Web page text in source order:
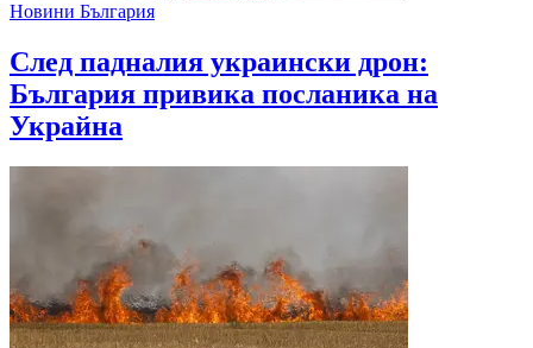
Новини България
След падналия украински дрон:
България привика посланика на
Украйна